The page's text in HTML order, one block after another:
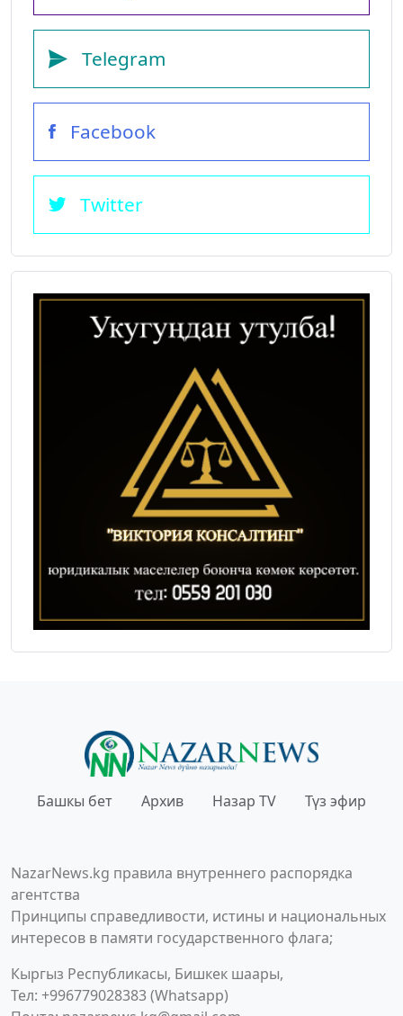
Telegram
Facebook
Twitter
Башкы бет Архив Назар TV Түз эфир
NazarNews.kg правила внутреннего распорядка
агентства
Принципы справедливости, истины и национальных
интересов в памяти государственного флага;
Кыргыз Республикасы, Бишкек шаары,
Тел: +996779028383 (Whatsapp)